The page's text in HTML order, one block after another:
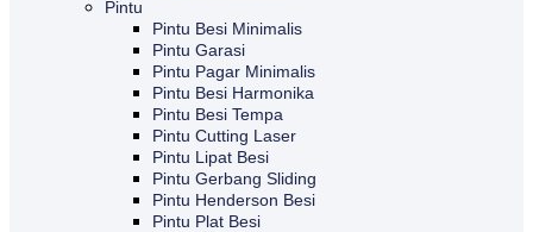
Pintu
Pintu Besi Minimalis
Pintu Garasi
Pintu Pagar Minimalis
Pintu Besi Harmonika
Pintu Besi Tempa
Pintu Cutting Laser
Pintu Lipat Besi
Pintu Gerbang Sliding
Pintu Henderson Besi
Pintu Plat Besi